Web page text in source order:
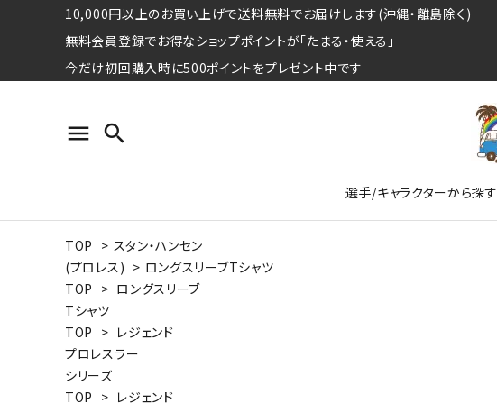
10,000円以上のお買い上げで送料無料でお届けします(沖縄・離島除く)
無料会員登録でお得なショップポイントが「たまる・使える」
今だけ初回購入時に500ポイントをプレゼント中です
menu search
選手/キャラクターから探す
プロ野球選手コレクション
日本プロサッカー選手会シリーズ
水泳競技選手コレクション
Tシャツ
パーカー
期間限定販売アイテム
特集ページ
ウォーレン･クロマティ
特集ページ
競走馬コレクション
TOP > スタン・ハンセン
(プロレス) > ロングスリーブTシャツ
TOP > ロングスリーブ
Tシャツ
TOP > レジェンド
プロレスラー
シリーズ
TOP > レジェンド